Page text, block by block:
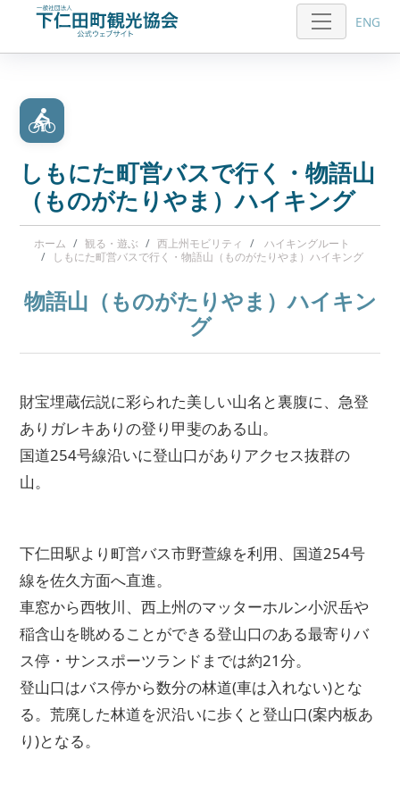
ENG
しもにた町営バスで行く・物語山
（ものがたりやま）ハイキング
ホーム 観る・遊ぶ 西上州モビリティ
ハイキングルート
しもにた町営バスで行く・物語山（ものがたりやま）ハイキング
物語山（ものがたりやま）ハイキン
グ
財宝埋蔵伝説に彩られた美しい山名と裏腹に、急登
ありガレキありの登り甲斐のある山。
国道254号線沿いに登山口がありアクセス抜群の
山。
下仁田駅より町営バス市野萱線を利用、国道254号
線を佐久方面へ直進。
車窓から西牧川、西上州のマッターホルン小沢岳や
稲含山を眺めることができる登山口のある最寄りバ
ス停・サンスポーツランドまでは約21分。
登山口はバス停から数分の林道(車は入れない)とな
る。荒廃した林道を沢沿いに歩くと登山口(案内板あ
り)となる。